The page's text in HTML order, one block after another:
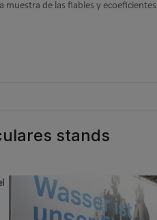
de las fiables y ecoeficientes
stands